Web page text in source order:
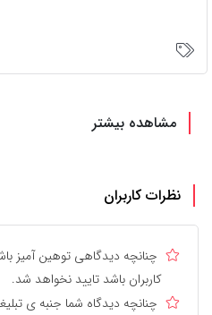
مشاهده بیشتر
نظرات کاربران
چنانچه دیدگاهی توهین آمیز
کاربران باشد تایید نخواهد شد.
چنانچه دیدگاه شما جنبه ی